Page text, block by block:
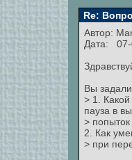
Re:
Автор:
Дата: 07-
Вы
> 1.
пауза в
>
2. Как
> при